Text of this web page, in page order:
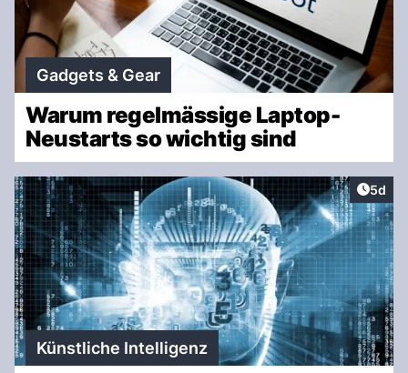
Gadgets & Gear
Warum regelmässige Laptop-
Neustarts so wichtig sind
5d
Künstliche Intelligenz